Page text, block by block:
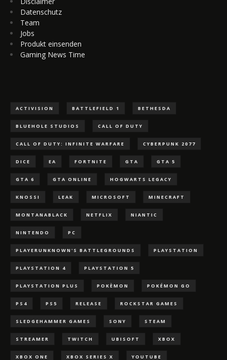
Datenschutz
Team
Jobs
Produkt einsenden
Gaming News Time
ACTIVISION BATTLEFIELD 1 BETHESDA
BLUEHOLE STUDIOS CALL OF DUTY
CALL OF DUTY: INFINITE WARFARE CYBERPUNK 2077
DICE EA FORTNITE GTA GTA 5
GTA 6 GTA ONLINE HOGWARTS LEGACY
KNOSSI LEAK MICROSOFT MINECRAFT
MONTANABLACK NETFLIX NIANTIC
NINTENDO PC
PLAYERUNKNOWN'S BATTLEGROUNDS PLAYSTATION
PLAYSTATION 4 PLAYSTATION 5
PLAYSTATION PLUS POKÈMON POKÉMON GO
PS4 PS5 RELEASE ROCKSTAR GAMES
SLEDGEHAMMER GAMES SONY STEAM
STREAMER TWITCH UBISOFT XBOX
XBOX ONE XBOX SERIES X YOUTUBE